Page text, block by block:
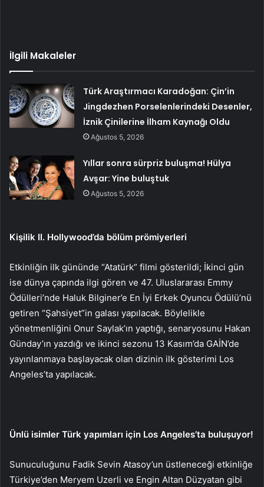
İlgili Makaleler
Türk Araştırmacı Karadoğan: Çin’in
Jingdezhen Porselenlerindeki Desenler,
İznik Çinilerine İlham Kaynağı Oldu
Ağustos 5, 2026
Yıllar sonra sürpriz buluşma! Hülya
Avşar: Yine buluştuk
Ağustos 5, 2026
Kişilik II. Hollywood’da bölüm prömiyerleri
Etkinliğin ilk gününde “Atatürk” filmi gösterildi; İkinci gün
ise dünya çapında ilgi gören ve 47. Uluslararası Emmy
Ödülleri’nde Haluk Bilginer’e En İyi Erkek Oyuncu Ödülü’nü
getiren “Şahsiyet”in galası yapılacak. Böylelikle
yönetmenliğini Onur Saylak’ın yaptığı, senaryosunu Hakan
Günday’ın yazdığı ve ikinci sezonu 13 Kasım’da GAİN’de
yayınlanmaya başlayacak olan dizinin ilk gösterimi Los
Angeles’ta yapılacak.
Ünlü isimler Türk yapımları için Los Angeles’ta buluşuyor!
Sunuculuğunu Fadik Sevin Atasoy’un üstleneceği etkinliğe
Türkiye’den Meryem Uzerli ve Engin Altan Düzyatan gibi